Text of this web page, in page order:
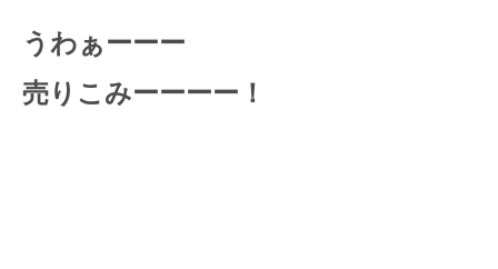
うわぁーーー
売りこみーーーー！